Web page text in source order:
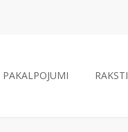
PAKALPOJUMI RAKSTI